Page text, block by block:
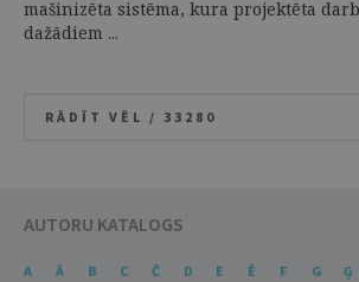
mašinizēta sistēma, kura projektēta
dažādiem ...
RĀDĪT VĒL / 33280
AUTORU KATALOGS
A Ā B C Č D E Ē F G Ģ